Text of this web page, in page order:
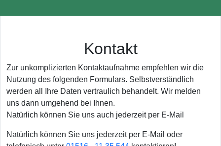
Kontakt
Zur unkomplizierten Kontaktaufnahme empfehlen wir die
Nutzung des folgenden Formulars. Selbstverständlich
werden all Ihre Daten vertraulich behandelt. Wir melden
uns dann umgehend bei Ihnen.
Natürlich können Sie uns auch jederzeit per E-Mail
Natürlich können Sie uns jederzeit per E-Mail oder